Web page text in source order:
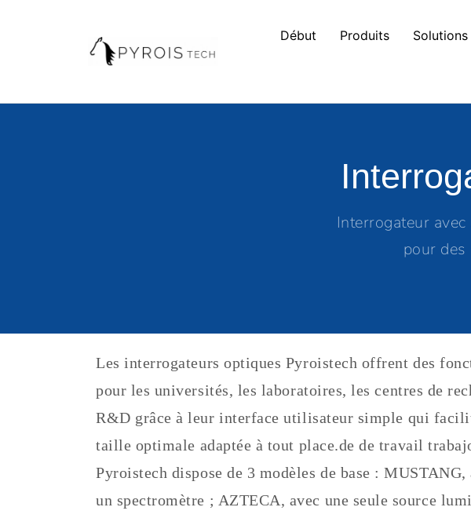
Début Produits Solutions
Interrogateur
pour
Les interrogateurs optiques Pyroistech offrent des
pour les universités, les laboratoires, les centres de
R&D grâce à leur interface utilisateur simple qui
taille optimale adaptée à tout place.de de travail
Pyroistech dispose de 3 modèles de base :
un spectromètre ; AZTECA, avec une seule source